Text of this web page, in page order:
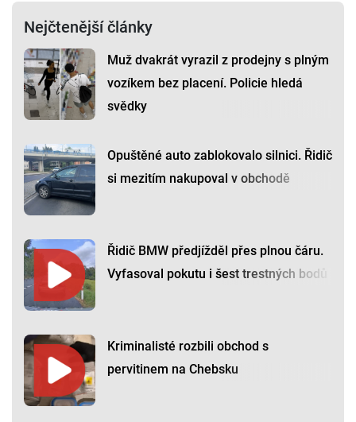
Nejčtenější články
Muž dvakrát vyrazil z prodejny s plným
vozíkem bez placení. Policie hledá
svědky
Opuštěné auto zablokovalo silnici. Řidič
si mezitím nakupoval v obchodě
Řidič BMW předjížděl přes plnou čáru.
Vyfasoval pokutu i šest trestných bodů
Kriminalisté rozbili obchod s
pervitinem na Chebsku